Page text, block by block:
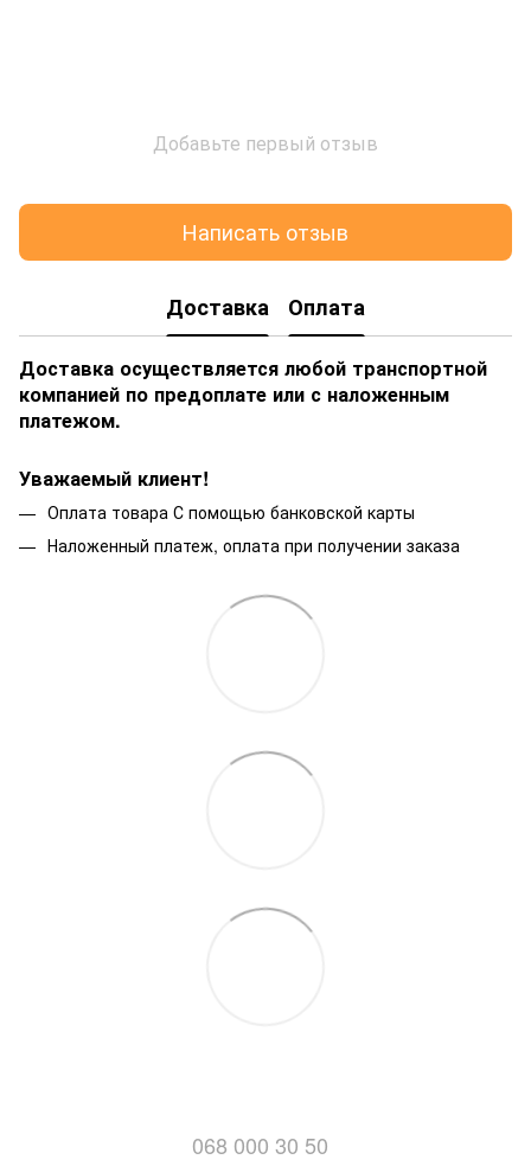
Добавьте первый отзыв
Написать отзыв
Доставка Оплата
Доставка осуществляется любой транспортной
компанией по предоплате или с наложенным
платежом.
Уважаемый клиент!
Оплата товара С помощью банковской карты
Наложенный платеж, оплата при получении заказа
068 000 30 50